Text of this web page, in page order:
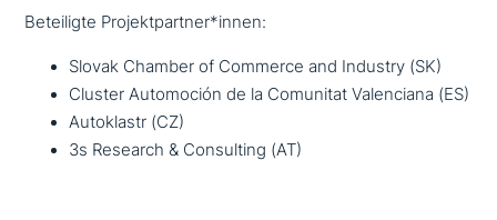
Beteiligte Projektpartner*innen:
Slovak Chamber of Commerce and Industry (SK)
Cluster Automoción de la Comunitat Valenciana (ES)
Autoklastr (CZ)
3s Research & Consulting (AT)